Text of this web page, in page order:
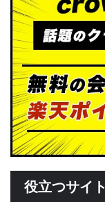
役立つサイト